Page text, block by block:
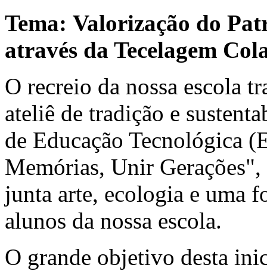
Tema: Valorização do
através da Tecelagem
O recreio da nossa escola
ateliê de tradição e
de Educação Tecnológica
Memórias, Unir
junta arte, ecologia e uma
alunos da nossa escola.
O grande objetivo desta